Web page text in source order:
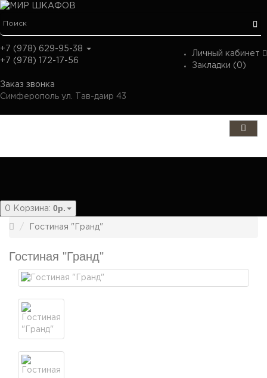
Личный кабинет
Закладки (0)
+7 (978) 629-95-38
+7 (978) 172-17-56
Заказ звонка
Симферополь ул. Тав-даир 43
0 Корзина: 0р.
Гостиная "Гранд"
Гостиная "Гранд"